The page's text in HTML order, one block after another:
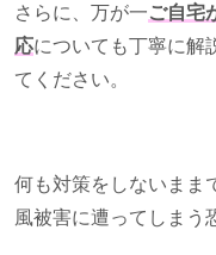
さらに、万が一ご自宅
応についても丁寧に解
てください。
何も対策をしないまま
風被害に遭ってしまう